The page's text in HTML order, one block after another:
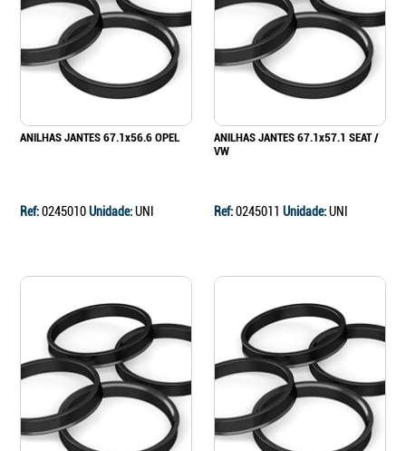
ANILHAS JANTES 67.1x56.6 OPEL
Ref:0245010Unidade:UNI
ANILHAS JANTES 67.1x57.1 SEAT /
VW
Ref:0245011 Unidade:UNI
Continuar a comprar